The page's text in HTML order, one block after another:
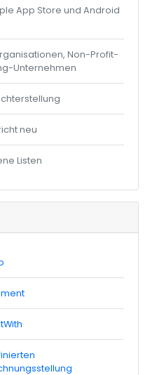
App Store und Android
Non-Profit-
Unternehmen
neu
Listen